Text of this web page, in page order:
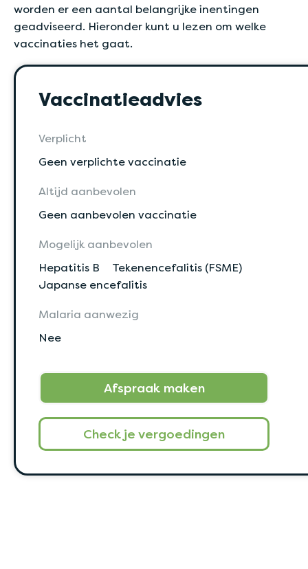
worden er een aantal belangrijke inentingen
geadviseerd. Hieronder kunt u lezen om welke
vaccinaties het gaat.
Vaccinatieadvies
Verplicht
Geen verplichte vaccinatie
Altijd aanbevolen
Geen aanbevolen vaccinatie
Mogelijk aanbevolen
Hepatitis B
Tekenencefalitis (FSME)
Japanse encefalitis
Malaria aanwezig
Nee
Afspraak maken
Check je vergoedingen